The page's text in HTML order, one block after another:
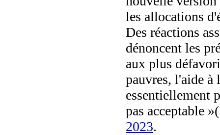
les allocations
Des réactions
dénoncent les
aux plus
pauvres, l'aide à
essentiellement
pas acceptable
2023.